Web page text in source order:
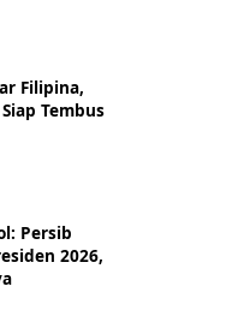
Filipina,
Tembus
Persib
2026,